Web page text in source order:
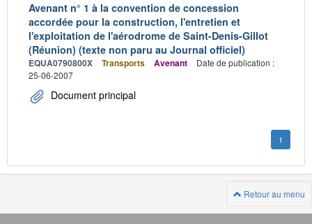
Avenant n° 1 à la convention de concession
accordée pour la construction, l'entretien et
l'exploitation de l'aérodrome de Saint-Denis-Gillot
(Réunion) (texte non paru au Journal officiel)
EQUA0790800X Transports Avenant
Date de publication :
25-06-2007
Document principal
1
Retour au menu
Navigation